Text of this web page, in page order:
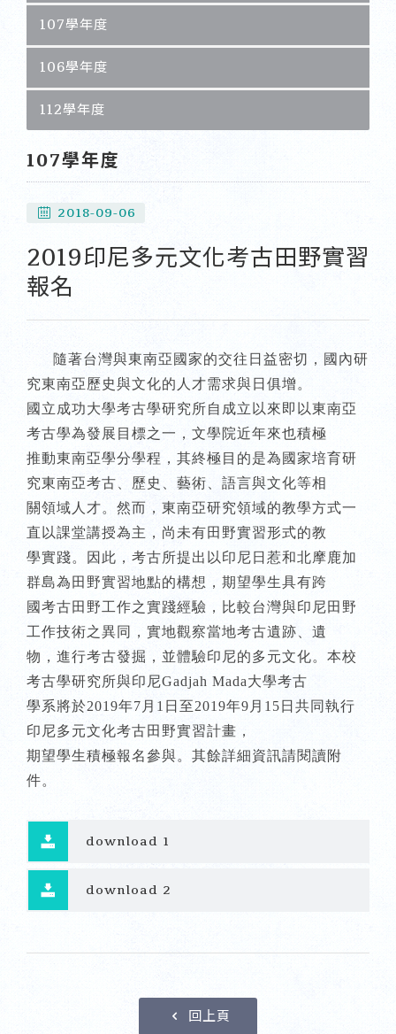
107學年度
106學年度
112學年度
107學年度
2018-09-06
2019印尼多元文化考古田野實習
報名
隨著台灣與東南亞國家的交往日益密切，國內研
究東南亞歷史與文化的人才需求與日俱增。
國立成功大學考古學研究所自成立以來即以東南亞
考古學為發展目標之一，文學院近年來也積極
推動東南亞學分學程，其終極目的是為國家培育研
究東南亞考古、歷史、藝術、語言與文化等相
關領域人才。然而，東南亞研究領域的教學方式一
直以課堂講授為主，尚未有田野實習形式的教
學實踐。因此，考古所提出以印尼日惹和北摩鹿加
群島為田野實習地點的構想，期望學生具有跨
國考古田野工作之實踐經驗，比較台灣與印尼田野
工作技術之異同，實地觀察當地考古遺跡、遺
物，進行考古發掘，並體驗印尼的多元文化。本校
考古學研究所與印尼Gadjah Mada大學考古
學系將於2019年7月1日至2019年9月15日共同執行
印尼多元文化考古田野實習計畫，
期望學生積極報名參與。其餘詳細資訊請閱讀附
件。
download 1
download 2
回上頁